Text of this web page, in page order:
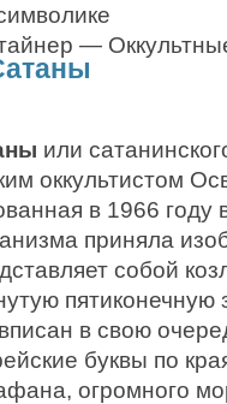
—
или
оккультистом
в 1966 году
приняла
собой
пятиконечную
в свою
буквы по
огромного